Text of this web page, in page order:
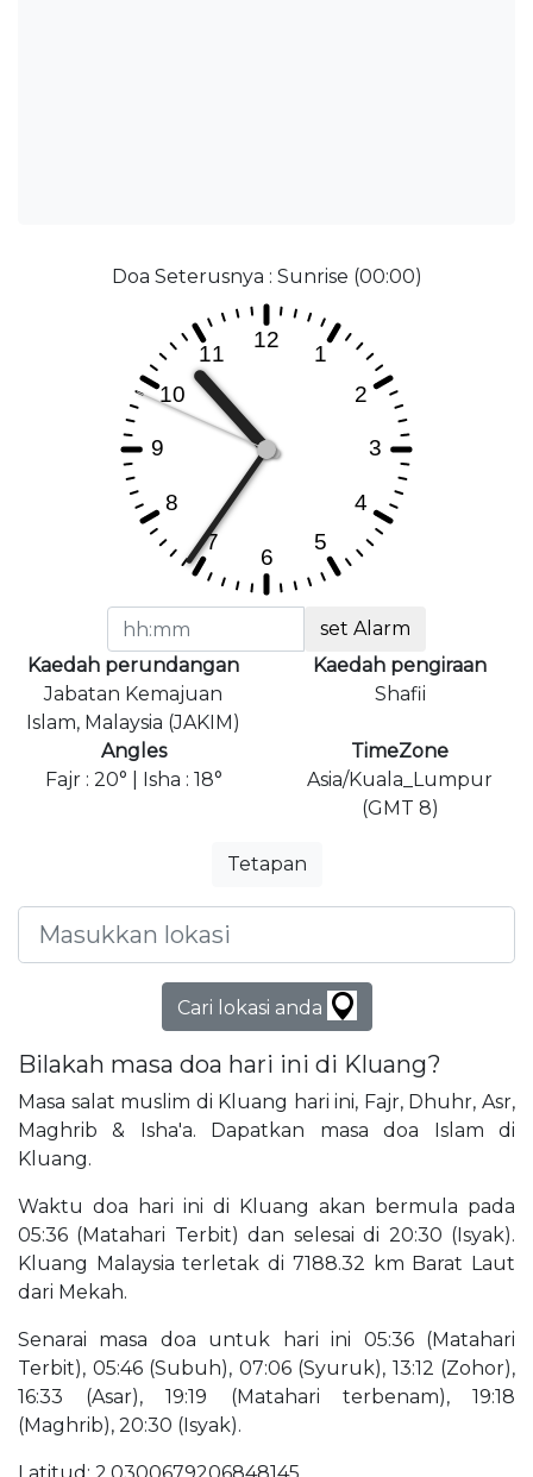
Doa Seterusnya : Sunrise (00:00)
set Alarm
Kaedah perundangan
Jabatan Kemajuan
Islam, Malaysia (JAKIM)
Kaedah pengiraan
Shafii
Angles
Fajr : 20° | Isha : 18°
TimeZone
Asia/Kuala_Lumpur
(GMT 8)
Tetapan
Cari lokasi anda
Bilakah masa doa hari ini di Kluang?
Masa salat muslim di Kluang hari ini, Fajr, Dhuhr, Asr,
Maghrib & Isha'a. Dapatkan masa doa Islam di
Kluang.
Waktu doa hari ini di Kluang akan bermula pada
05:36 (Matahari Terbit) dan selesai di 20:30 (Isyak).
Kluang Malaysia terletak di 7188.32 km Barat Laut
dari Mekah.
Senarai masa doa untuk hari ini 05:36 (Matahari
Terbit), 05:46 (Subuh), 07:06 (Syuruk), 13:12 (Zohor),
16:33 (Asar), 19:19 (Matahari terbenam), 19:18
(Maghrib), 20:30 (Isyak).